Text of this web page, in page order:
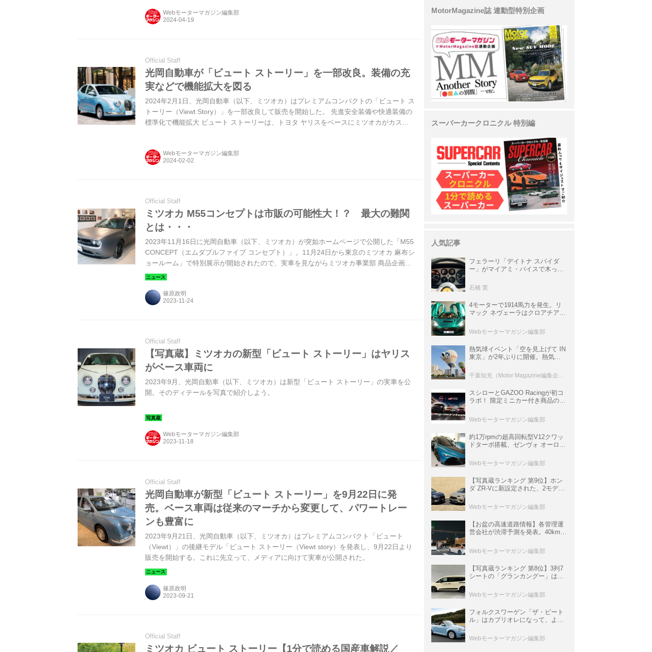
Webモーターマガジン編集部
Official Staff
光岡自動車が「ビュート ストーリー」を一部改良。装備の充
実などで機能拡大を図る
2024年2月1日、光岡自動車（以下、ミツオカ）はプレミアムコンパクトの「ビュート ス
トーリー（Viewt Story）」を一部改良して販売を開始した。 先進安全装備や快適装備の
標準化で機能拡大 ビュート ストーリーは、トヨタ ヤリスをベースにミツオカがカスタ
中止に伴い、ヤリスがベース車となっている。 ビュート ストーリーは2023年2月から先
行予約が開始され、同年9月に販売を開始した。丸型LEDヘッドランプやハート型のフロ
Webモーターマガジン編集部
Official Staff
ミツオカ M55コンセプトは市販の可能性大！？ 最大の難関
とは・・・
2023年11月16日に光岡自動車（以下、ミツオカ）が突如ホームページで公開した「M55
CONCEPT（エムダブルファイブ コンセプト）」。11月24日から東京のミツオカ 麻布シ
ョールーム」で特別展示が開始されたので、実車を見ながらミツオカ事業部 商品企画課
課長 兼 デザイナーの青木孝憲氏と販売企画課 課長の笠原勝義氏にお話を伺った。
篠原政明
Official Staff
【写真蔵】ミツオカの新型「ビュート ストーリー」はヤリス
がベース車両に
2023年9月、光岡自動車（以下、ミツオカ）は新型「ビュート ストーリー」の実車を公
開。そのディテールを写真で紹介しよう。
Webモーターマガジン編集部
Official Staff
光岡自動車が新型「ビュート ストーリー」を9月22日に発
売。ベース車両は従来のマーチから変更して、パワートレー
ンも豊富に
2023年9月21日、光岡自動車（以下、ミツオカ）はプレミアムコンパクト「ビュート
（Viewt）」の後継モデル「ビュート ストーリー（Viewt story）を発表し、9月22日より
販売を開始する。これに先立って、メディアに向けて実車が公開された。
篠原政明
Official Staff
ミツオカ ビュート ストーリー【1分で読める国産車解説／
MotorMagazine誌 連動型特別企画
スーパーカークロニクル 特別編
人気記事
フェラーリ「デイトナ スパイダ
ー」がマイアミ・バイスで木っ端
サ」に化けた理由
石橋 寛
4モーターで1914馬力を発生。リ
マック ネヴェーラはクロアチア発
ロニクル・完全版／115】
Webモーターマガジン編集部
熱気球イベント「空を見上げて IN
東京」が2年ぶりに開催。熱気球
室などのコンテンツも
千葉知充（Motor Magazine編集企画室）
スシローとGAZOO Racingが初コ
ラボ！ 限定ミニカー付き商品の
ト体験があたる抽選企画などを展
開
Webモーターマガジン編集部
約1万rpmの超高回転型V12クワッ
ドターボ搭載、ゼンヴォ オーロラ
イパーカー【スーパーカークロニ
クル・完全版／116】
Webモーターマガジン編集部
【写真蔵ランキング 第9位】ホン
ダ ZR-Vに新設定された、2モデル
グ」と「ブラックスタイル」
Webモーターマガジン編集部
【お盆の高速道路情報】各管理運
営会社が渋滞予測を発表。40km以
数ある
Webモーターマガジン編集部
【写真蔵ランキング 第8位】3列7
シートの「グランカングー」は、
ア＆ブラックバンパーの組み合わ
せ
Webモーターマガジン編集部
フォルクスワーゲン「ザ・ビート
ル」はカブリオレになって、より
と昔の新車】
Webモーターマガジン編集部